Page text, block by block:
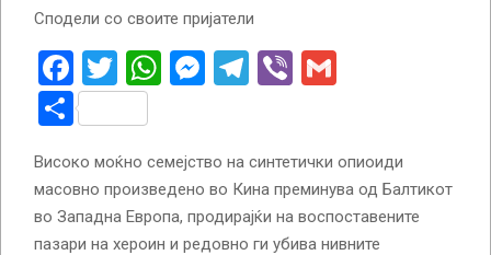
Сподели со своите пријатели
Facebook
Twitter
WhatsApp
Messenger
Telegram
Viber
Share
Високо моќно семејство на синтетички опиоиди
масовно произведено во Кина преминува од Балтикот
во Западна Европа, продирајќи на воспоставените
пазари на хероин и редовно ги убива нивните